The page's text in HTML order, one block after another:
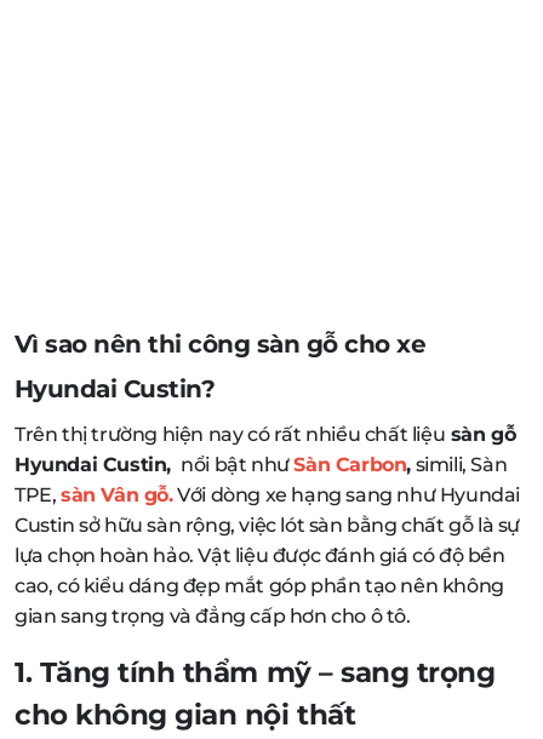
Vì sao nên thi công sàn gỗ cho xe
Hyundai Custin?
Trên thị trường hiện nay có rất nhiều chất liệu sàn gỗ
Hyundai Custin, nổi bật nhưSàn Carbon, simili, Sàn
TPE, sàn Vân gỗ.Với dòng xe hạng sang như Hyundai
Custin sở hữu sàn rộng, việc lót sàn bằng chất gỗ là sự
lựa chọn hoàn hảo. Vật liệu được đánh giá có độ bền
cao, có kiểu dáng đẹp mắt góp phần tạo nên không
gian sang trọng và đẳng cấp hơn cho ô tô.
1. Tăng tính thẩm mỹ – sang trọng
cho không gian nội thất